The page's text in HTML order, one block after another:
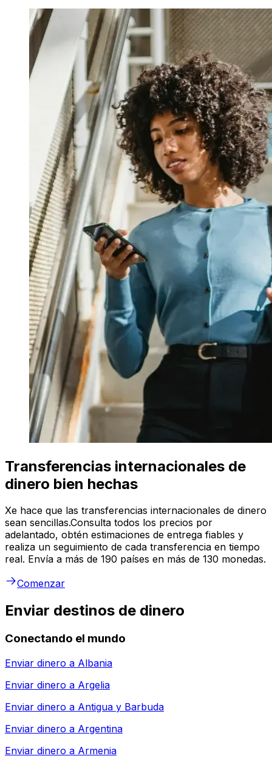
Transferencias internacionales de
dinero bien hechas
Xe hace que las transferencias internacionales de dinero
sean sencillas.Consulta todos los precios por
adelantado, obtén estimaciones de entrega fiables y
realiza un seguimiento de cada transferencia en tiempo
real. Envía a más de 190 países en más de 130 monedas.
Comenzar
Enviar destinos de dinero
Conectando el mundo
Enviar dinero a Albania
Enviar dinero a Argelia
Enviar dinero a Antigua y Barbuda
Enviar dinero a Argentina
Enviar dinero a Armenia